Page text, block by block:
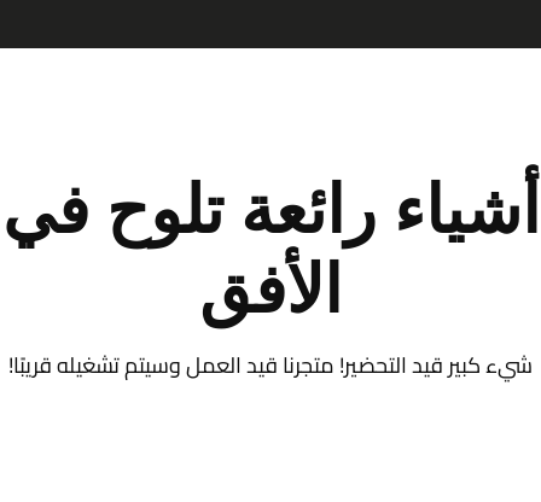
أشياء رائعة تلوح في
الأفق
شيء كبير قيد التحضير! متجرنا قيد العمل وسيتم تشغيله قريبًا!